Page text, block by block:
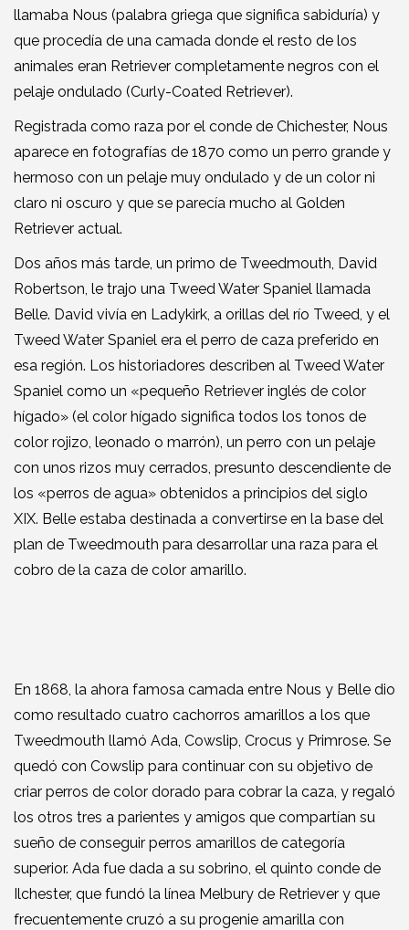
llamaba Nous (palabra griega que significa sabiduría) y
que procedía de una camada donde el resto de los
animales eran Retriever completamente negros con el
pelaje ondulado (Curly-Coated Retriever).
Registrada como raza por el conde de Chichester, Nous
aparece en fotografías de 1870 como un perro grande y
hermoso con un pelaje muy ondulado y de un color ni
claro ni oscuro y que se parecía mucho al Golden
Retriever actual.
Dos años más tarde, un primo de Tweedmouth, David
Robertson, le trajo una Tweed Water Spaniel llamada
Belle. David vivía en Ladykirk, a orillas del río Tweed, y el
Tweed Water Spaniel era el perro de caza preferido en
esa región. Los historiadores describen al Tweed Water
Spaniel como un «pequeño Retriever inglés de color
hígado» (el color hígado significa todos los tonos de
color rojizo, leonado o marrón), un perro con un pelaje
con unos rizos muy cerrados, presunto descendiente de
los «perros de agua» obtenidos a principios del siglo
XIX. Belle estaba destinada a convertirse en la base del
plan de Tweedmouth para desarrollar una raza para el
cobro de la caza de color amarillo.
En 1868, la ahora famosa camada entre Nous y Belle dio
como resultado cuatro cachorros amarillos a los que
Tweedmouth llamó Ada, Cowslip, Crocus y Primrose. Se
quedó con Cowslip para continuar con su objetivo de
criar perros de color dorado para cobrar la caza, y regaló
los otros tres a parientes y amigos que compartían su
sueño de conseguir perros amarillos de categoría
superior. Ada fue dada a su sobrino, el quinto conde de
Ilchester, que fundó la línea Melbury de Retriever y que
frecuentemente cruzó a su progenie amarilla con